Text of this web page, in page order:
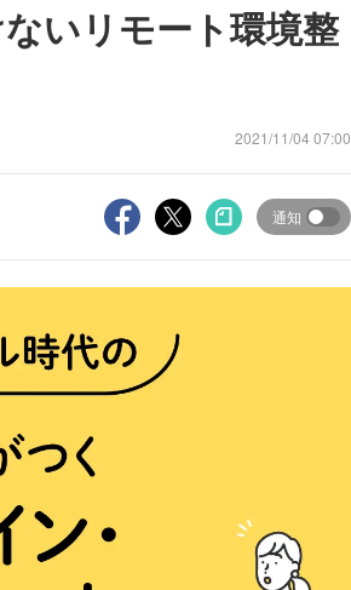
いリモート環境整
2021/11/04 07:00
通知